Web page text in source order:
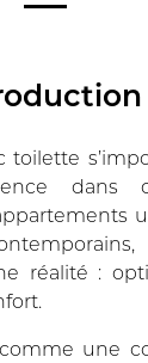
toilette
dans
réalité :
une